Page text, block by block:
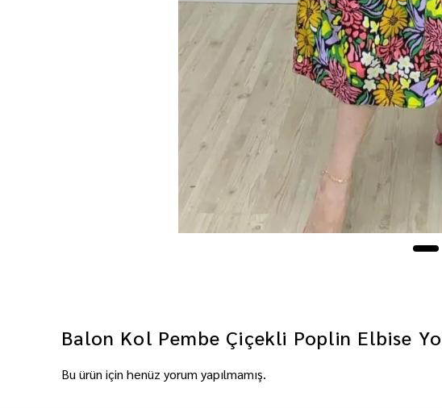
Balon Kol Pembe Çiçekli Poplin Elbise
Bu ürün için henüz yorum yapılmamış.